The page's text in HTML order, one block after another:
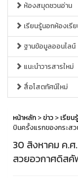
ห้องสมุดชวนอ่าน
เรียนรู้นอกห้องเรี
ฐานข้อมูลออนไลน์
แนะนำวารสารใหม่
สื่อโสตทัศน์ใหม่
หน้าหลัก>ข่าว>เรียน
บินครั้งแรกของกระส
30​ สิงหาคม ค.ศ
สวยอวกาศดิสคั